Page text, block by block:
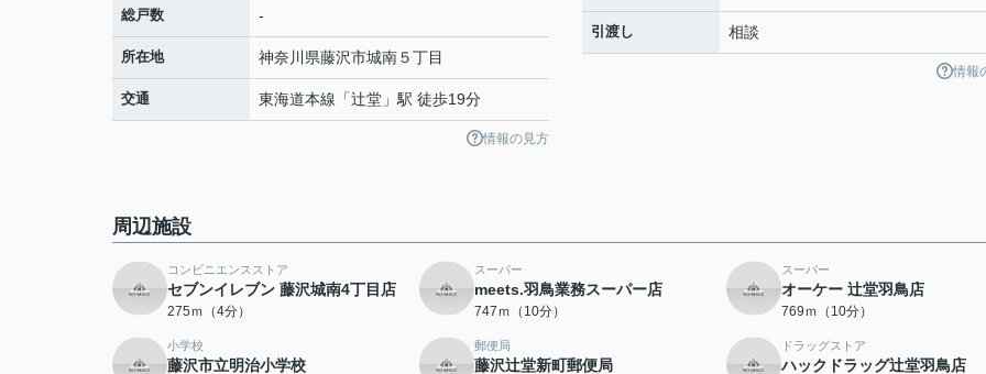
総戸数 -
所在地 神奈川県藤沢市城南５丁目
交通 東海道本線 「辻堂 」駅 徒歩19分
情報の見方
引渡し 相談
情報
周辺施設
コンビニエンスストア
セブンイレブン 藤沢城南4丁目店
275ｍ（4分）
スーパー
meets.羽鳥業務スーパー店
747ｍ（10分）
スーパー
オーケー 辻堂羽鳥店
769ｍ（10分）
小学校
藤沢市立明治小学校
郵便局
藤沢辻堂新町郵便局
ドラッグストア
ハックドラッグ辻堂羽鳥店